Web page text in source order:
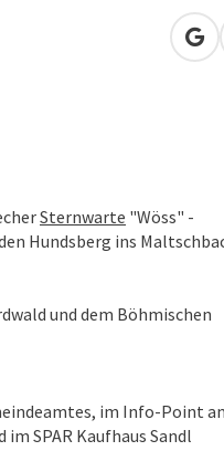
in
Sternwarte "Wöss" -
Hundsberg ins
und dem Böhmischen
im Info-Point
SPAR Kaufhaus Sandl